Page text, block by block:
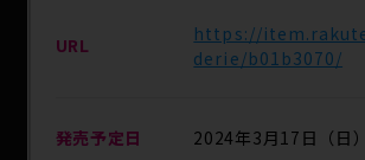
URL
https://
derie/b01b3070/
発売予定日 2024年3月17日（日）